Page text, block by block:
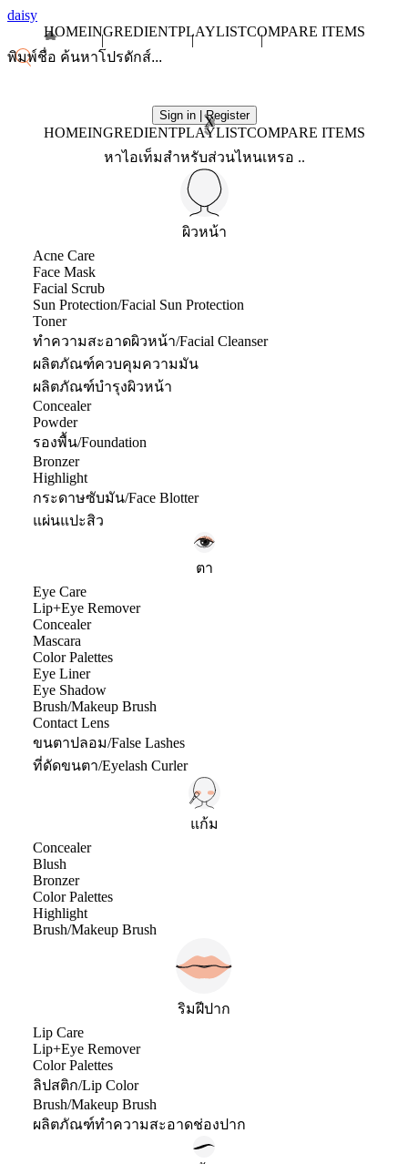
daisy
HOMEINGREDIENTPLAYLISTCOMPARE ITEMS
Sign in | Register
X
HOMEINGREDIENTPLAYLISTCOMPARE ITEMS
หาไอเท็มสำหรับส่วนไหนเหรอ ..
ผิวหน้า
Acne Care
Face Mask
Facial Scrub
Sun Protection/Facial Sun Protection
Toner
ทำความสะอาดผิวหน้า/Facial Cleanser
ผลิตภัณฑ์ควบคุมความมัน
ผลิตภัณฑ์บำรุงผิวหน้า
Concealer
Powder
รองพื้น/Foundation
Bronzer
Highlight
กระดาษซับมัน/Face Blotter
แผ่นแปะสิว
ตา
Eye Care
Lip+Eye Remover
Concealer
Mascara
Color Palettes
Eye Liner
Eye Shadow
Brush/Makeup Brush
Contact Lens
ขนตาปลอม/False Lashes
ที่ดัดขนตา/Eyelash Curler
แก้ม
Concealer
Blush
Bronzer
Color Palettes
Highlight
Brush/Makeup Brush
ริมฝีปาก
Lip Care
Lip+Eye Remover
Color Palettes
ลิปสติก/Lip Color
Brush/Makeup Brush
ผลิตภัณฑ์ทำความสะอาดช่องปาก